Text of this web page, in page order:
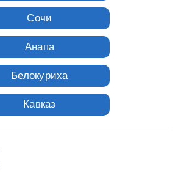
Сочи
Анапа
Белокуриха
Кавказ